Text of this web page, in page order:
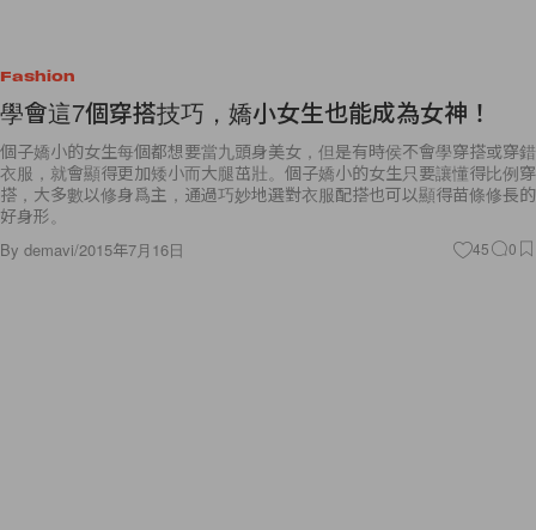
Fashion
學會這7個穿搭技巧，嬌小女生也能成為女神！
個子嬌小的女生每個都想要當九頭身美女，但是有時侯不會學穿搭或穿錯
衣服，就會顯得更加矮小而大腿茁壯。個子嬌小的女生只要讓懂得比例穿
搭，大多數以修身爲主，通過巧妙地選對衣服配搭也可以顯得苗條修長的
好身形。
By demavi/2015年7月16日 45 0